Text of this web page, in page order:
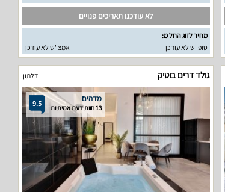
לא עודכנו תאריכים פנויים
מחיר לזוג החל מ:
סופ"ש לא עודכן
אמצ"ש לא עודכן
גולד דרים בוטיק דלתון
9.5 מדהים
13 חוות דעת אמיתיות